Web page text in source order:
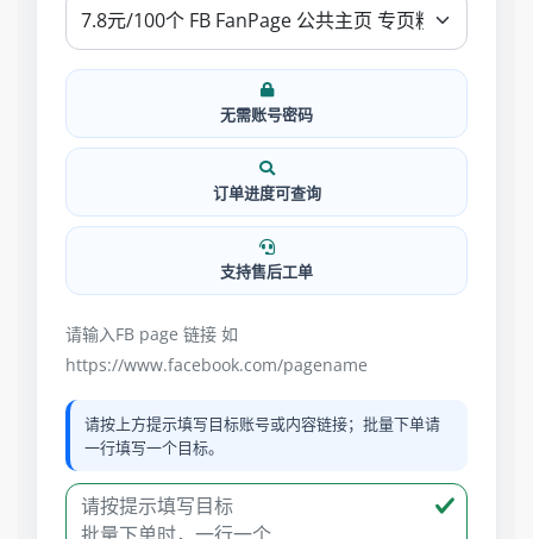
无需账号密码
订单进度可查询
支持售后工单
请输入FB page 链接 如
https://www.facebook.com/pagename
请按上方提示填写目标账号或内容链接；批量下单请
一行填写一个目标。